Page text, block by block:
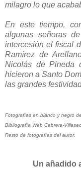
milagro lo que
En este tiempo,
algunas señoras
intercesión el fiscal
Ramírez de
Nicolás de Pineda
hicieron a Santo
las grandes
Fotografías en blanco y negro
Bibliografía Web Cabrera-
Resto de fotografías del autor.
Un añadido